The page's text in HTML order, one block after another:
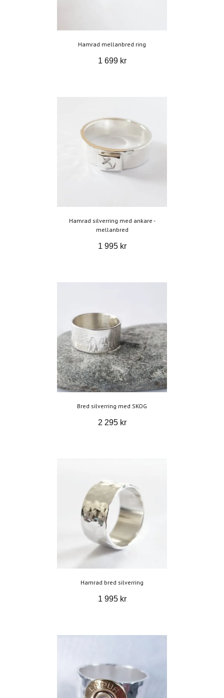
Hamrad mellanbred ring
1 699 kr
Hamrad silverring med ankare -
mellanbred
1 995 kr
Bred silverring med SKOG
2 295 kr
Hamrad bred silverring
1 995 kr